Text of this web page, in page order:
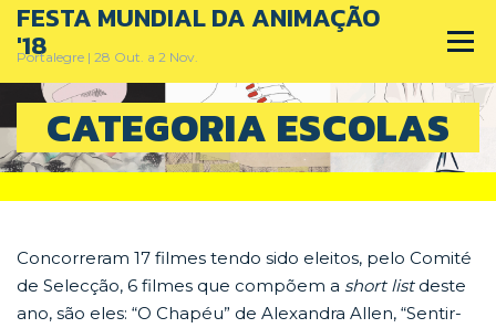
Skip
content
FESTA MUNDIAL DA ANIMAÇÃO
'18
Portalegre | 28 Out. a 2 Nov.
Menu
PRÉMIO NACIONAL DA ANIMAÇÃO
FESTA MUNDIAL DA ANIMAÇÃO HOME
CATEGORIA ESCOLAS
Concorreram 17 filmes tendo sido eleitos, pelo Comité
de Selecção, 6 filmes que compõem a short listdeste
ano, são eles: “O Chapéu” de Alexandra Allen, “Sentir-